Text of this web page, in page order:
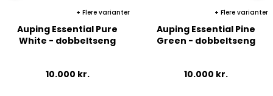
Flere varianter
Auping Essential Pure
White - dobbeltseng
10.000 kr.
Flere varianter
Auping Essential Pine
Green - dobbeltseng
10.000 kr.